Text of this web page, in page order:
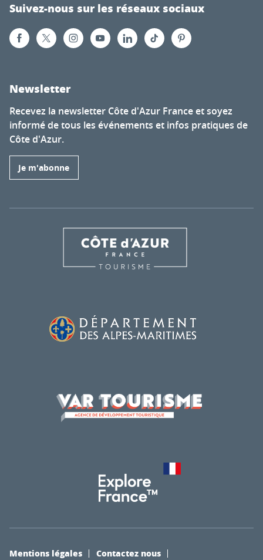
Suivez-nous sur les réseaux sociaux
Newsletter
Recevez la newsletter Côte d'Azur France et soyez
informé de tous les événements et infos pratiques de
Côte d'Azur.
Je m'abonne
Mentions légales
Contactez nous